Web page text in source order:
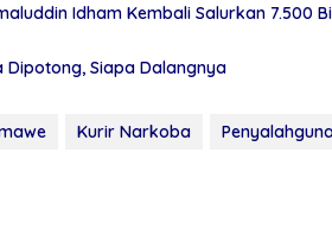
Idham Kembali Salurkan 7.500
Dipotong, Siapa Dalangnya
Kurir Narkoba